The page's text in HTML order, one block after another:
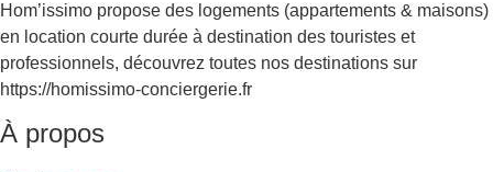
Hom’issimo propose des logements (appartements & maisons)
en location courte durée à destination des touristes et
professionnels, découvrez toutes nos destinations sur
https://homissimo-conciergerie.fr
À propos